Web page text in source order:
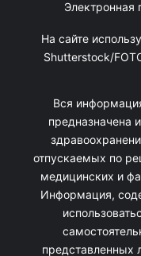
Электронная
На сайте
Shutterstock/
Вся
предназначена
отпускаемых по
медицинских и
Информация,
представленных